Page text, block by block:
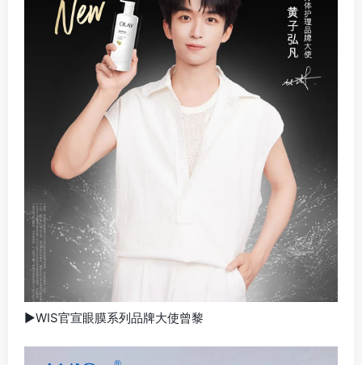
▶WIS官宣眼膜系列品牌大使曾黎